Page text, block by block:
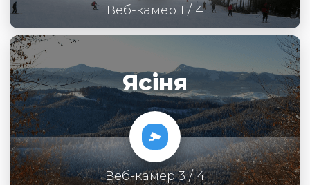
Веб-камер 1 / 4
Ясіня
Веб-камер 3 / 4